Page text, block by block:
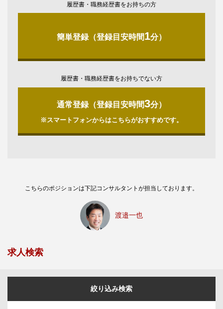
履歴書・職務経歴書をお持ちの方
簡単登録（登録目安時間1分）
履歴書・職務経歴書をお持ちでない方
通常登録（登録目安時間3分）
※スマートフォンからはこちらがおすすめです。
こちらのポジションは下記コンサルタントが担当しております。
渡邉一也
求人検索
絞り込み検索